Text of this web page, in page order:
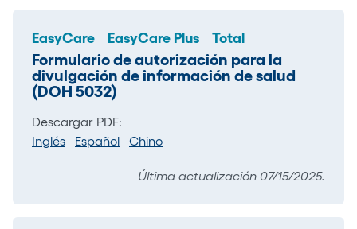
EasyCare EasyCare Plus Total
Formulario de autorización para la
divulgación de información de salud
(DOH 5032)
Descargar PDF:
Inglés
Español Chino
Última actualización 07/15/2025.